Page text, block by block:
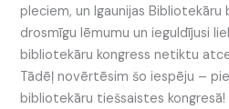
pleciem, un Igaunijas Bibliotekāru
drosmīgu lēmumu un ieguldījusi
bibliotekāru kongress netiktu
Tādēļ novērtēsim šo iespēju –
bibliotekāru tiešsaistes kongresā!